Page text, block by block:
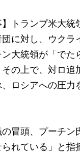
】トランプ米大統
に対し、ウクラ
大統領が「でた
の上で、対ロ追
ロシアへの圧力
の冒頭、プーチン
れている」と指